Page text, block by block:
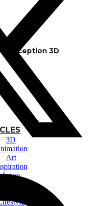
Conception 3D
3D
Art
Japon